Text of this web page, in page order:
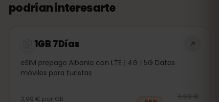
podrían interesarte
1GB 7Días
eSIM prepago Albania con LTE | 4G | 5G Datos
móviles para turistas
2,99 € por GB
3,99 €